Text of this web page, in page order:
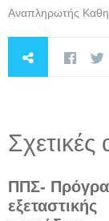
Αναπληρωτής
Σχετικές
ΠΠΣ-
εξεταστικής